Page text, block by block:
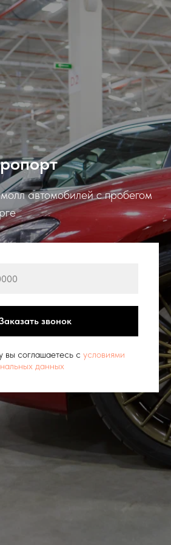
aвтомoбилей с пpoбегом
звонок
вы соглашаетесь с условиями
данных